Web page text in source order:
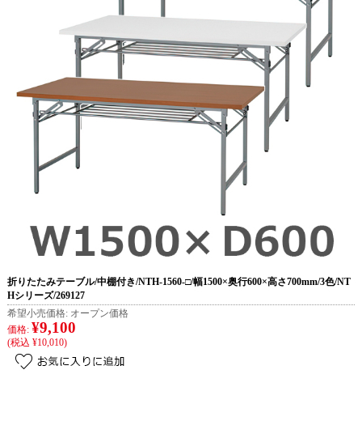
折りたたみテーブル/中棚付き/NTH-1560-□/幅1500×奥行600×高さ700mm/3色/NT
Hシリーズ/269127
希望小売価格: オープン価格
価格: ¥9,100
(税込 ¥10,010)